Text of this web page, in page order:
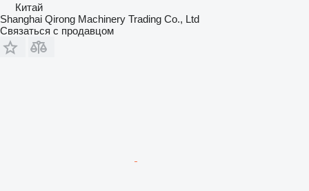
Китай
Shanghai Qirong Machinery Trading Co., Ltd
Связаться с продавцом